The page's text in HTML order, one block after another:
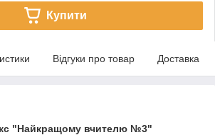
Купити
Відгуки про товар Доставка
"Найкращому вчителю №3"